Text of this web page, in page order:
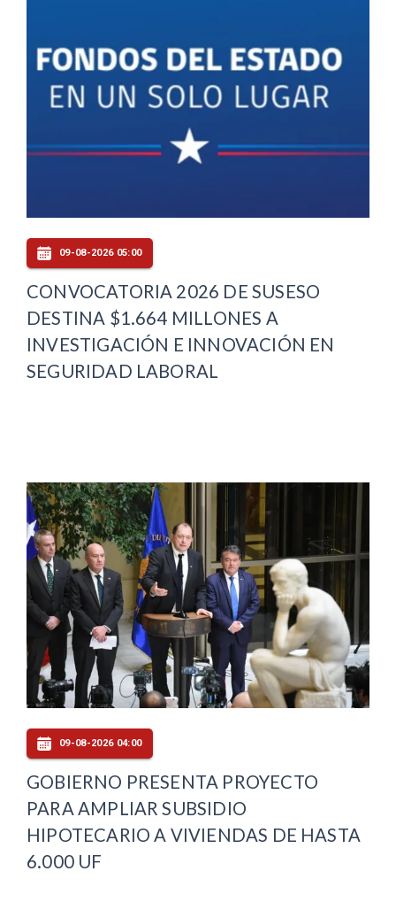
09-08-2026 05:00
CONVOCATORIA 2026 DE SUSESO
DESTINA $1.664 MILLONES A
INVESTIGACIÓN E INNOVACIÓN EN
SEGURIDAD LABORAL
09-08-2026 04:00
GOBIERNO PRESENTA PROYECTO
PARA AMPLIAR SUBSIDIO
HIPOTECARIO A VIVIENDAS DE HASTA
6.000 UF